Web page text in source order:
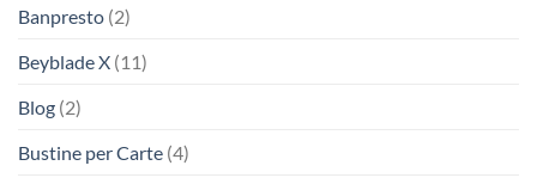
Banpresto (2)
Beyblade X (11)
Blog (2)
Bustine per Carte (4)